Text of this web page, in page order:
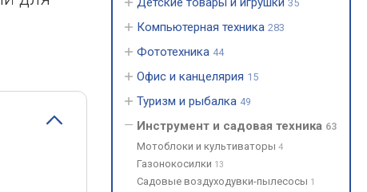
35
Компьютерная техника 283
Фототехника 44
Офис и канцелярия 15
Туризм и рыбалка 49
Инструмент и садовая техника 63
Мотоблоки и культиваторы 4
Газонокосилки 13
Садовые воздуходувки-пылесосы 1